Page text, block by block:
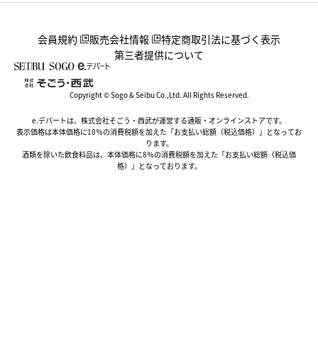
会員規約 販売会社情報
特定商取引法に基づく表示
第三者提供について
Copyright © Sogo & Seibu Co.,Ltd. All Rights Reserved.
e.デパートは、株式会社そごう・西武が運営する通販・オンラインストアです。
表示価格は本体価格に10％の消費税額を加えた「お支払い総額（税込価格）」となってお
ります。
酒類を除いた飲食料品は、本体価格に8％の消費税額を加えた「お支払い総額（税込価
格）」となっております。